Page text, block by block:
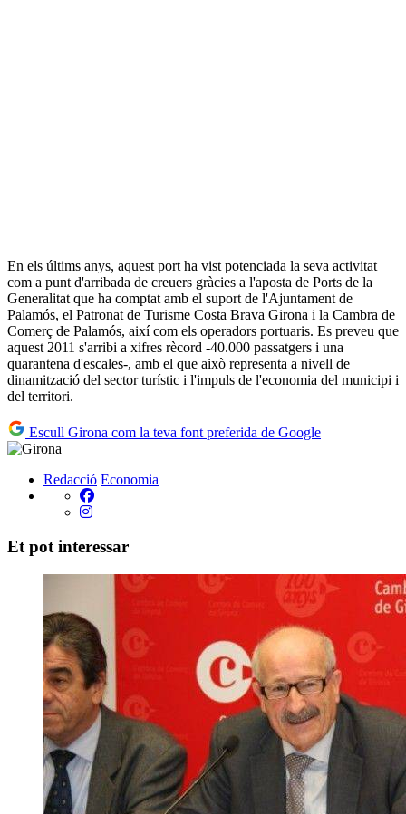
En els últims anys, aquest port ha vist potenciada la seva activitat
com a punt d'arribada de creuers gràcies a l'aposta de Ports de la
Generalitat que ha comptat amb el suport de l'Ajuntament de
Palamós, el Patronat de Turisme Costa Brava Girona i la Cambra de
Comerç de Palamós, així com els operadors portuaris. Es preveu que
aquest 2011 s'arribi a xifres rècord -40.000 passatgers i una
quarantena d'escales-, amb el que això representa a nivell de
dinamització del sector turístic i l'impuls de l'economia del municipi i
del territori.
Escull Girona com la teva font preferida de Google
Redacció Economia
Et pot interessar